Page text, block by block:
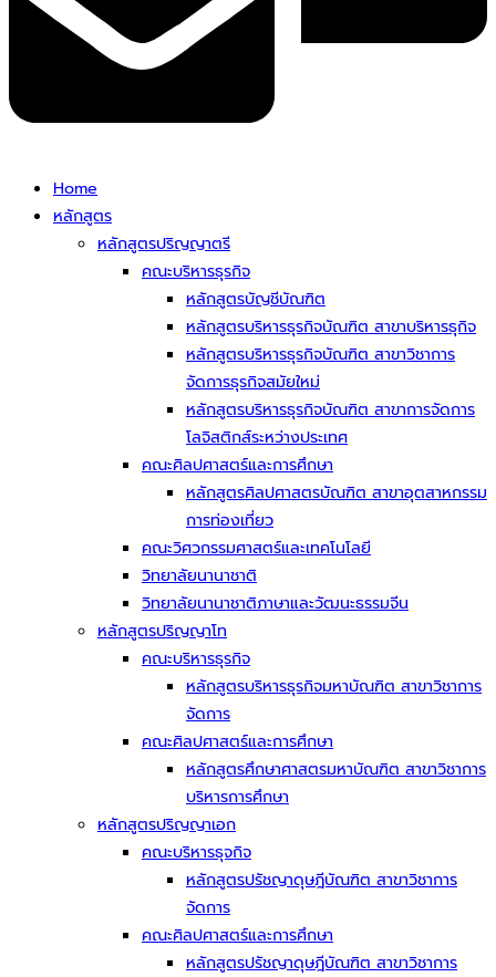
Home
หลักสูตร
หลักสูตรปริญญาตรี
คณะบริหารธุรกิจ
หลักสูตรบัญชีบัณฑิต
หลักสูตรบริหารธุรกิจบัณฑิต สาขาบริหารธุกิจ
หลักสูตรบริหารธุรกิจบัณฑิต สาขาวิชาการ
จัดการธุรกิจสมัยใหม่
หลักสูตรบริหารธุรกิจบัณฑิต สาขาการจัดการ
โลจิสติกส์ระหว่างประเทศ
คณะศิลปศาสตร์และการศึกษา
หลักสูตรศิลปศาสตรบัณฑิต สาขาอุตสาหกรรม
การท่องเที่ยว
คณะวิศวกรรมศาสตร์และเทคโนโลยี
วิทยาลัยนานาชาติ
วิทยาลัยนานาชาติภาษาและวัฒนะธรรมจีน
หลักสูตรปริญญาโท
คณะบริหารธุรกิจ
หลักสูตรบริหารธุรกิจมหาบัณฑิต สาขาวิชาการ
จัดการ
คณะศิลปศาสตร์และการศึกษา
หลักสูตรศึกษาศาสตรมหาบัณฑิต สาขาวิชาการ
บริหารการศึกษา
หลักสูตรปริญญาเอก
คณะบริหารธุจกิจ
หลักสูตรปรัชญาดุษฎีบัณฑิต สาขาวิชาการ
จัดการ
คณะศิลปศาสตร์และการศึกษา
หลักสูตรปรัชญาดุษฎีบัณฑิต สาขาวิชาการ